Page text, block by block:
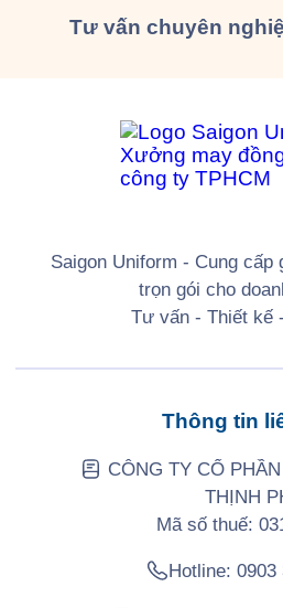
Tư vấn chuyên
Saigon Uniform - Cung cấp
trọn gói cho
Tư vấn - Thiết kế
Thông tin
CÔNG TY CỔ
THỊNH
Mã số thuế:
Hotline: 0903